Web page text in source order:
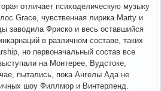
отличает психоделическую музыку
Grace, чувственная лирика Marty и
заводила Фриско и весь оставшийся
в различном составе, таких
но первоначальный состав все
на Монтерее, Вудстоке,
пытались, пока Ангелы Ада не
шоу Филлмор и Винтерленд.